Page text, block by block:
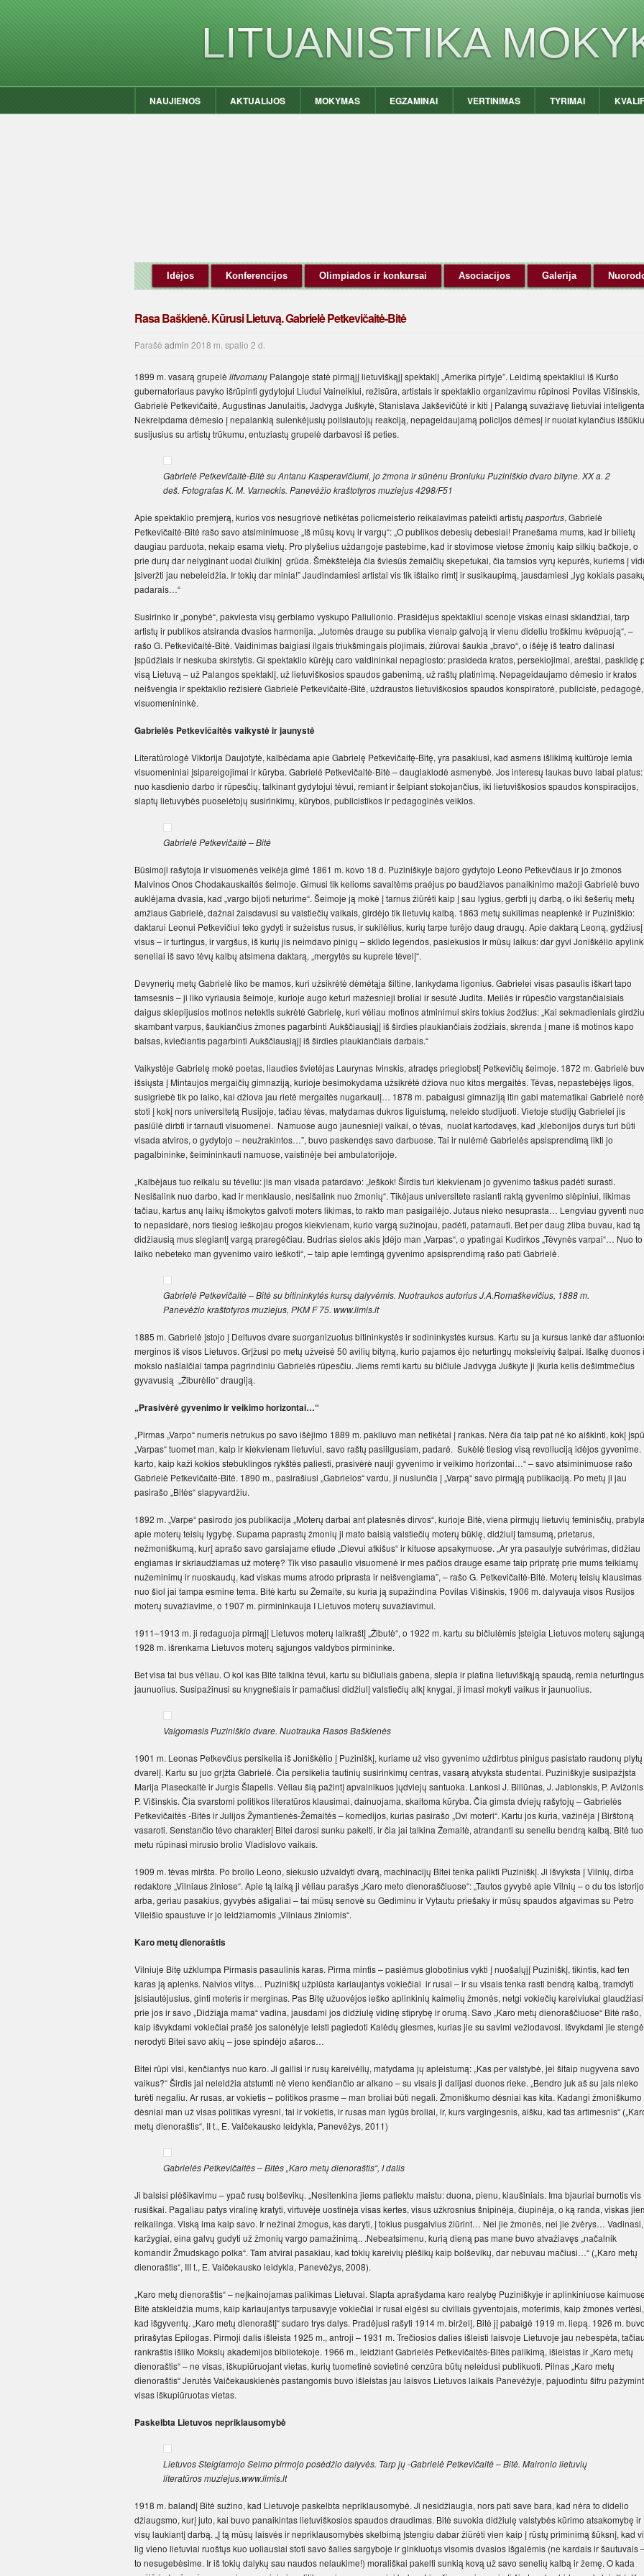
LITUANISTIKA
NAUJIENOS AKTUALIJOS MOKYMAS EGZAMINAI VERTINIMAS TYRIMAI
Idėjos Konferencijos Olimpiados ir konkursai Asociacijos Galerija
Rasa Baškienė. Kūrusi Lietuvą. Gabrielė Petkevičaitė-Bitė
Parašė admin 2018 m. spalio 2 d.
1899 m. vasarą grupelė litvomanų Palangoje statė pirmąjį lietuviškąjį spektaklį „Amerika pirtyje”. Leidimą spektakliui iš Kuršo
gubernatoriaus pavyko išrūpinti gydytojui Liudui Vaineikiui, režisūra, artistais ir spektaklio organizavimu rūpinosi Povilas Višinskis,
Gabrielė Petkevičaitė, Augustinas Janulaitis, Jadvyga Juškytė, Stanislava Jakševičūtė ir kiti į Palangą suvažiavę lietuviai
Nekreipdama dėmesio į nepalankią sulenkėjusių poilsiautojų reakciją, nepageidaujamą policijos dėmesį ir nuolat kylančius
susijusius su artistų trūkumu, entuziastų grupelė darbavosi iš peties.
Gabrielė Petkevičaitė-Bitė su Antanu Kasperavičiumi, jo žmona ir sūnėnu Broniuku Puziniškio dvaro bityne. XX a. 2
deš. Fotografas K. M. Varneckis. Panevėžio kraštotyros muziejus 4298/F51
Apie spektaklio premjerą, kurios vos nesugriovė netikėtas policmeisterio reikalavimas pateikti artistų pasportus, Gabrielė
Petkevičaitė-Bitė rašo savo atsiminimuose „Iš mūsų kovų ir vargų“: „O publikos debesių debesiai! Pranešama mums, kad ir bilietų
daugiau parduota, nekaip esama vietų. Pro plyšelius uždangoje pastebime, kad ir stovimose vietose žmonių kaip silkių bačkoje, o
prie durų dar nelyginant uodai čiulkinį grūda. Šmėkštelėja čia šviesūs žemaičių skepetukai, čia tamsios vyrų kepurės, kuriems į
įsiveržti jau nebeleidžia. Ir tokių dar minia!” Jaudindamiesi artistai vis tik išlaiko rimtį ir susikaupimą, jausdamiesi „lyg kokiais pasakų
padarais…“
Susirinko ir „ponybė“, pakviesta visų gerbiamo vyskupo Paliulionio. Prasidėjus spektakliui scenoje viskas einasi sklandžiai, tarp
artistų ir publikos atsiranda dvasios harmonija. „Jutomės drauge su publika vienaip galvoją ir vienu dideliu troškimu kvėpuoją“, –
rašo G. Petkevičaitė-Bitė. Vaidinimas baigiasi ilgais triukšmingais plojimais, žiūrovai šaukia „bravo“, o išėję iš teatro dalinasi
įspūdžiais ir neskuba skirstytis. Gi spektaklio kūrėjų caro valdininkai nepaglosto: prasideda kratos, persekiojimai, areštai, pasklidę
visą Lietuvą – už Palangos spektaklį, už lietuviškosios spaudos gabenimą, už raštų platinimą. Nepageidaujamo dėmesio ir kratos
neišvengia ir spektaklio režisierė Gabrielė Petkevičaitė-Bitė, uždraustos lietuviškosios spaudos konspiratorė, publicistė, pedagogė,
visuomenininkė.
Gabrielės Petkevičaitės vaikystė ir jaunystė
Literatūrologė Viktorija Daujotytė, kalbėdama apie Gabrielę Petkevičaitę-Bitę, yra pasakiusi, kad asmens išlikimą kultūroje lemia
visuomeniniai įsipareigojimai ir kūryba. Gabrielė Petkevičaitė-Bitė – daugiaklodė asmenybė. Jos interesų laukas buvo labai platus:
nuo kasdienio darbo ir rūpesčių, talkinant gydytojui tėvui, remiant ir šelpiant stokojančius, iki lietuviškosios spaudos konspiracijos,
slaptų lietuvybės puoselėtojų susirinkimų, kūrybos, publicistikos ir pedagoginės veiklos.
Gabrielė Petkevičaitė – Bitė
Būsimoji rašytoja ir visuomenės veikėja gimė 1861 m. kovo 18 d. Puziniškyje bajoro gydytojo Leono Petkevčiaus ir jo žmonos
Malvinos Onos Chodakauskaitės šeimoje. Gimusi tik kelioms savaitėms praėjus po baudžiavos panaikinimo mažoji Gabrielė buvo
auklėjama dvasia, kad „vargo bijoti neturime“. Šeimoje ją mokė į tarnus žiūrėti kaip į sau lygius, gerbti jų darbą, o iki šešerių metų
amžiaus Gabrielė, dažnai žaisdavusi su valstiečių vaikais, girdėjo tik lietuvių kalbą. 1863 metų sukilimas neaplenkė ir Puziniškio:
daktarui Leonui Petkevičiui teko gydyti ir sužeistus rusus, ir sukilėlius, kurių tarpe turėjo daug draugų. Apie daktarą Leoną, gydžiusį
visus – ir turtingus, ir vargšus, iš kurių jis neimdavo pinigų – sklido legendos, pasiekusios ir mūsų laikus: dar gyvi Joniškėlio
seneliai iš savo tėvų kalbų atsimena daktarą, „mergytės su kuprele tėvelį“.
Devynerių metų Gabrielė liko be mamos, kuri užsikrėtė dėmėtąja šiltine, lankydama ligonius. Gabrielei visas pasaulis iškart tapo
tamsesnis – ji liko vyriausia šeimoje, kurioje augo keturi mažesnieji broliai ir sesutė Judita. Meilės ir rūpesčio vargstančiaisiais
daigus skiepijusios motinos netektis sukrėtė Gabrielę, kuri vėliau motinos atminimui skirs tokius žodžius: „Kai sekmadieniais girdžiu
skambant varpus, šaukiančius žmones pagarbinti Aukščiausiąjį iš širdies plaukiančiais žodžiais, skrenda į mane iš motinos kapo
balsas, kviečiantis pagarbinti Aukščiausiąjį iš širdies plaukiančiais darbais.“
Vaikystėje Gabrielę mokė poetas, liaudies švietėjas Laurynas Ivinskis, atradęs prieglobstį Petkevičių šeimoje. 1872 m. Gabrielė
išsiųsta į Mintaujos mergaičių gimnaziją, kurioje besimokydama užsikrėtė džiova nuo kitos mergaitės. Tėvas, nepastebėjęs ligos,
susigriebė tik po laiko, kai džiova jau rietė mergaitės nugarkaulį… 1878 m. pabaigusi gimnaziją itin gabi matematikai Gabrielė
stoti į kokį nors universitetą Rusijoje, tačiau tėvas, matydamas dukros liguistumą, neleido studijuoti. Vietoje studijų Gabrielei jis
pasiūlė dirbti ir tarnauti visuomenei. Namuose augo jaunesnieji vaikai, o tėvas, nuolat kartodavęs, kad „klebonijos durys turi būti
visada atviros, o gydytojo – neužrakintos…”, buvo paskendęs savo darbuose. Tai ir nulėmė Gabrielės apsisprendimą likti jo
pagalbininke, šeimininkauti namuose, vaistinėje bei ambulatorijoje.
„Kalbėjaus tuo reikalu su tėveliu: jis man visada patardavo: „Ieškok! Širdis turi kiekvienam jo gyvenimo taškus padėti surasti.
Nesišalink nuo darbo, kad ir menkiausio, nesišalink nuo žmonių“. Tikėjaus universitete rasianti raktą gyvenimo slėpiniui, likimas
tačiau, kartus anų laikų išmokytos galvoti moters likimas, to rakto man pasigailėjo. Jutaus nieko nesuprasta… Lengviau gyventi nuo
to nepasidarė, nors tiesiog ieškojau progos kiekvienam, kurio vargą sužinojau, padėti, patarnauti. Bet per daug žliba buvau, kad tą
didžiausią mus slegiantį vargą praregėčiau. Budrias sielos akis įdėjo man „Varpas“, o ypatingai Kudirkos „Tėvynės varpai“… Nuo to
laiko nebeteko man gyvenimo vairo ieškoti“, – taip apie lemtingą gyvenimo apsisprendimą rašo pati Gabrielė.
Gabrielė Petkevičaitė – Bitė su bitininkytės kursų dalyvėmis. Nuotraukos autorius J.A.Romaškevičius, 1888 m.
Panevėžio kraštotyros muziejus, PKM F 75. www.limis.lt
1885 m. Gabrielė įstojo į Deltuvos dvare suorganizuotus bitininkystės ir sodininkystės kursus. Kartu su ja kursus lankė dar
merginos iš visos Lietuvos. Grįžusi po metų užveisė 50 avilių bityną, kurio pajamos ėjo neturtingų moksleivių šalpai. Išalkę duonos
mokslo našlaičiai tampa pagrindiniu Gabrielės rūpesčiu. Jiems remti kartu su bičiule Jadvyga Juškyte ji įkuria kelis dešimtmečius
gyvavusią „Žiburėlio“ draugiją.
„Prasivėrė gyvenimo ir veikimo horizontai…“
„Pirmas „Varpo“ numeris netrukus po savo išėjimo 1889 m. pakliuvo man netikėtai į rankas. Nėra čia taip pat nė ko aiškinti, kokį
„Varpas“ tuomet man, kaip ir kiekvienam lietuviui, savo raštų pasiilgusiam, padarė. Sukėlė tiesiog visą revoliuciją idėjos gyvenime.
karto, kaip kaži kokios stebuklingos rykštės paliesti, prasivėrė nauji gyvenimo ir veikimo horizontai…“ – savo atsiminimuose rašo
Gabrielė Petkevičaitė-Bitė. 1890 m., pasirašiusi „Gabrielos“ vardu, ji nusiunčia į „Varpą“ savo pirmąją publikaciją. Po metų ji jau
pasirašo „Bitės“ slapyvardžiu.
1892 m. „Varpe“ pasirodo jos publikacija „Moterų darbai ant platesnės dirvos“, kurioje Bitė, viena pirmųjų lietuvių feminisčių, prabyla
apie moterų teisių lygybę. Supama paprastų žmonių ji mato baisią valstiečių moterų būklę, didžiulį tamsumą, prietarus,
nežmoniškumą, kurį aprašo savo garsiajame etiude „Dievui atkišus“ ir kituose apsakymuose. „Ar yra pasaulyje sutvėrimas, didžiau
engiamas ir skriaudžiamas už moterę? Tik viso pasaulio visuomenė ir mes pačios drauge esame taip pripratę prie mums teikiamų
nužeminimų ir nuoskaudų, kad viskas mums atrodo priprasta ir neišvengiama”, – rašo G. Petkevičaitė-Bitė. Moterų teisių klausimas
nuo šiol jai tampa esmine tema. Bitė kartu su Žemaite, su kuria ją supažindina Povilas Višinskis, 1906 m. dalyvauja visos Rusijos
moterų suvažiavime, o 1907 m. pirmininkauja I Lietuvos moterų suvažiavimui.
1911–1913 m. ji redaguoja pirmąjį Lietuvos moterų laikraštį „Žibutė“, o 1922 m. kartu su bičiulėmis įsteigia Lietuvos moterų
1928 m. išrenkama Lietuvos moterų sąjungos valdybos pirmininke.
Bet visa tai bus vėliau. O kol kas Bitė talkina tėvui, kartu su bičiuliais gabena, slepia ir platina lietuviškąją spaudą, remia neturtingus
jaunuolius. Susipažinusi su knygnešiais ir pamačiusi didžiulį valstiečių alkį knygai, ji imasi mokyti vaikus ir jaunuolius.
Valgomasis Puziniškio dvare. Nuotrauka Rasos Baškienės
1901 m. Leonas Petkevčius persikelia iš Joniškėlio į Puziniškį, kuriame už viso gyvenimo uždirbtus pinigus pasistato raudonų plytų
dvarelį. Kartu su juo grįžta Gabrielė. Čia persikelia tautinių susirinkimų centras, vasarą atvyksta studentai. Puziniškyje susipažįsta
Marija Piaseckaitė ir Jurgis Šlapelis. Vėliau šią pažintį apvainikuos jųdviejų santuoka. Lankosi J. Biliūnas, J. Jablonskis, P. Avižonis,
P. Višinskis. Čia svarstomi politikos literatūros klausimai, dainuojama, skaitoma kūryba. Čia gimsta dviejų rašytojų – Gabrielės
Petkevičaitės -Bitės ir Julijos Žymantienės-Žemaitės – komedijos, kurias pasirašo „Dvi moteri“. Kartu jos kuria, važinėja į Birštoną
vasaroti. Senstančio tėvo charakterį Bitei darosi sunku pakelti, ir čia jai talkina Žemaitė, atrandanti su seneliu bendrą kalbą. Bitė tuo
metu rūpinasi mirusio brolio Vladislovo vaikais.
1909 m. tėvas miršta. Po brolio Leono, siekusio užvaldyti dvarą, machinacijų Bitei tenka palikti Puziniškį. Ji išvyksta į Vilnių, dirba
redaktore „Vilniaus žiniose“. Apie tą laiką ji vėliau parašys „Karo meto dienoraščiuose“: „Tautos gyvybė apie Vilnių – o du tos
arba, geriau pasakius, gyvybės ašigaliai – tai mūsų senovė su Gediminu ir Vytautu priešaky ir mūsų spaudos atgavimas su Petro
Vileišio spaustuve ir jo leidžiamomis „Vilniaus žiniomis“.
Karo metų dienoraštis
Vilniuje Bitę užklumpa Pirmasis pasaulinis karas. Pirma mintis – pasiėmus globotinius vykti į nuošalųjį Puziniškį, tikintis, kad ten
karas ją aplenks. Naivios viltys… Puziniškį užplūsta kariaujantys vokiečiai ir rusai – ir su visais tenka rasti bendrą kalbą, tramdyti
įsisiautėjusius, ginti moteris ir merginas. Pas Bitę užuovėjos ieško aplinkinių kaimelių žmonės, netgi vokiečių kareiviukai glaudžiasi
prie jos ir savo „Didžiąja mama“ vadina, jausdami jos didžiulę vidinę stiprybę ir orumą. Savo „Karo metų dienoraščiuose“ Bitė rašo,
kaip išvykdami vokiečiai prašė jos salonėlyje leisti pagiedoti Kalėdų giesmes, kurias jie su savimi vežiodavosi. Išvykdami jie
nerodyti Bitei savo akių – jose spindėjo ašaros…
Bitei rūpi visi, kenčiantys nuo karo. Ji gailisi ir rusų kareivėlių, matydama jų apleistumą: „Kas per valstybė, jei šitaip nugyvena savo
vaikus?“ Širdis jai neleidžia atstumti nė vieno kenčiančio ar alkano – su visais ji dalijasi duonos rieke. „Bendro juk aš su jais nieko
turėti negaliu. Ar rusas, ar vokietis – politikos prasme – man broliai būti negali. Žmoniškumo dėsniai kas kita. Kadangi žmoniškumo
dėsniai man už visas politikas vyresni, tai ir vokietis, ir rusas man lygūs broliai, ir, kurs vargingesnis, aišku, kad tas artimesnis“
metų dienoraštis“, II t., E. Vaičekausko leidykla, Panevėžys, 2011)
Gabrielės Petkevičaitės – Bitės „Karo metų dienoraštis“, I dalis
Ji baisisi plėšikavimu – ypač rusų bolševikų. „Nesitenkina jiems patiektu maistu: duona, pienu, kiaušiniais. Ima bjauriai burnotis vis
rusiškai. Pagaliau patys viralinę kratyti, virtuvėje uostinėja visas kertes, visus užkrosnius šnipinėja, čiupinėja, o ką randa, viskas
reikalinga. Viską ima kaip savo. Ir nežinai žmogus, kas daryti, į tokius pusgalvius žiūrint… Nei jie žmonės, nei jie žvėrys… Vadinasi,
karžygiai, eina galvų gudyti už žmonių vargo pamažinimą.. .Nebeatsimenu, kurią dieną pas mane buvo atvažiavęs „načalnik
komandir Žmudskago polka“. Tam atvirai pasakiau, kad tokių kareivių plėšikų kaip bolševikų, dar nebuvau mačiusi…“ („Karo metų
dienoraštis“, III t., E. Vaičekausko leidykla, Panevėžys, 2008).
„Karo metų dienoraštis“ – neįkainojamas palikimas Lietuvai. Slapta aprašydama karo realybę Puziniškyje ir aplinkiniuose
Bitė atskleidžia mums, kaip kariaujantys tarpusavyje vokiečiai ir rusai elgėsi su civiliais gyventojais, moterimis, kaip žmonės vertėsi,
kad išgyventų. „Karo metų dienoraštį“ sudaro trys dalys. Pradėjusi rašyti 1914 m. birželį, Bitė jį pabaigė 1919 m. liepą. 1926 m. buvo
prirašytas Epilogas. Pirmoji dalis išleista 1925 m., antroji – 1931 m. Trečiosios dalies išleisti laisvoje Lietuvoje jau nebespėta, tačiau
rankraštis išliko Mokslų akademijos bibliotekoje. 1966 m., leidžiant Gabrielės Petkevičaitės-Bitės palikimą, išleistas ir „Karo metų
dienoraštis“ – ne visas, iškupiūruojant vietas, kurių tuometinė sovietinė cenzūra būtų neleidusi publikuoti. Pilnas „Karo metų
dienoraštis“ Jerutės Vaičekauskienės pastangomis buvo išleistas jau laisvos Lietuvos laikais Panevėžyje, pajuodintu šifru pažymint
visas iškupiūruotas vietas.
Paskelbta Lietuvos nepriklausomybė
Lietuvos Steigiamojo Seimo pirmojo posėdžio dalyvės. Tarp jų -Gabrielė Petkevičaitė – Bitė. Maironio lietuvių
literatūros muziejus.www.limis.lt
1918 m. balandį Bitė sužino, kad Lietuvoje paskelbta nepriklausomybė. Ji nesidžiaugia, nors pati save bara, kad nėra to didelio
džiaugsmo, kurį juto, kai buvo panaikintas lietuviškosios spaudos draudimas. Bitė suvokia didžiulę valstybės kūrimo atsakomybę ir
visų laukiantį darbą. „Į tą mūsų laisvės ir nepriklausomybės skelbimą įstengiu dabar žiūrėti vien kaip į rūstų priminimą šūksnį, kad
lig vieno lietuviai ruoštųs kuo uoliausiai stoti savo šalies sargyboje ir ginkluotųs visomis dvasios išgalėmis (ne kardais ir šautuvais
to nesugebėsime. Ir iš tokių dalykų sau naudos nelaukime!) morališkai pakelti sunkią kovą už savo senelių kalbą ir žemę. O kada